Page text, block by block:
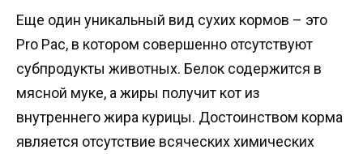
Еще один уникальный вид сухих кормов – это
Рrо Рас, в котором совершенно отсутствуют
субпродукты животных. Белок содержится в
мясной муке, а жиры получит кот из
внутреннего жира курицы. Достоинством корма
является отсутствие всяческих химических